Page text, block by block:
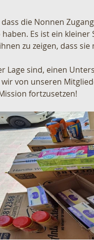
die Nonnen
Es ist ein
zu zeigen, dass sie
Lage sind, einen
von unseren
fortzusetzen!